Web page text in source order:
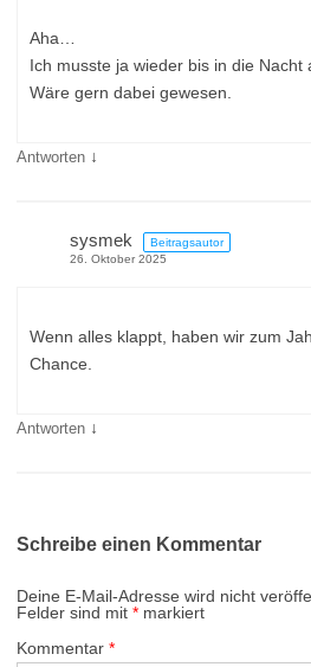
Aha…
Ich musste ja wieder bis in die Nacht
Wäre gern dabei gewesen.
Antworten ↓
sysmek
Beitragsautor
26. Oktober 2025
Wenn alles klappt, haben wir zum
Chance.
Antworten ↓
Schreibe einen Kommentar
Deine E-Mail-Adresse wird nicht
Felder sind mit * markiert
Kommentar *